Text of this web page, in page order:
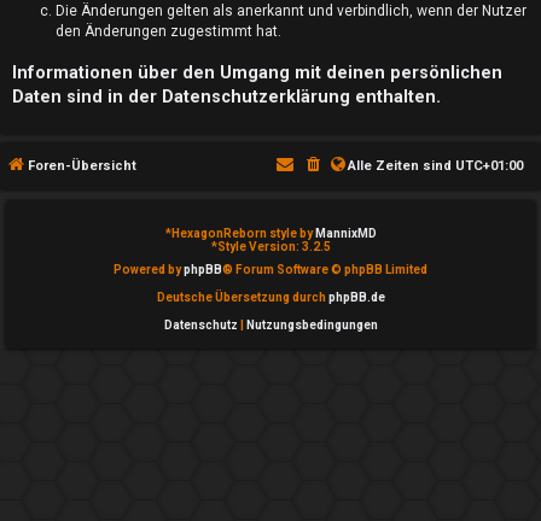
c
h
Die Änderungen gelten als anerkannt und verbindlich, wenn der Nutzer
den Änderungen zugestimmt hat.
Informationen über den Umgang mit deinen persönlichen
Daten sind in der Datenschutzerklärung enthalten.
Foren-Übersicht Alle Zeiten sind UTC+01:00
*HexagonReborn style by MannixMD
*Style Version: 3.2.5
Powered byphpBB® Forum Software © phpBB Limited
Deutsche Übersetzung durch phpBB.de
Datenschutz Nutzungsbedingungen